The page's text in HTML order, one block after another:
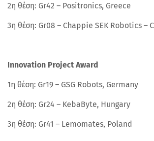
2η θέση: Gr42 – Positronics, Greece
3η θέση: Gr08 – Chappie SEK Robotics –
Innovation Project Award
1η θέση: Gr19 – GSG Robots, Germany
2η θέση: Gr24 – KebaByte, Hungary
3η θέση: Gr41 – Lemomates, Poland